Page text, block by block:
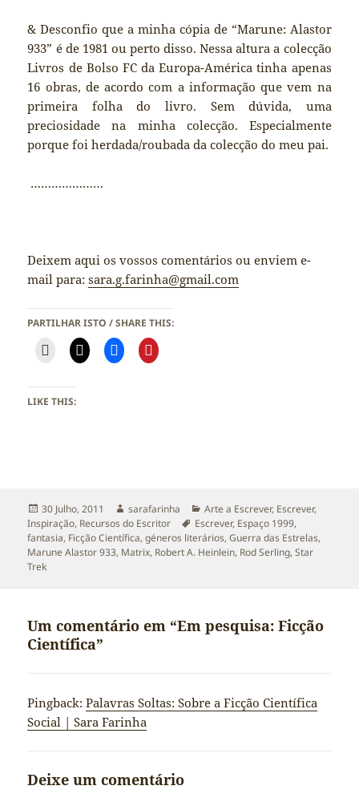
& Desconfio que a minha cópia de “Marune: Alastor
933” é de 1981 ou perto disso. Nessa altura a colecção
Livros de Bolso FC da Europa-América tinha apenas
16 obras, de acordo com a informação que vem na
primeira folha do livro. Sem dúvida, uma
preciosidade na minha colecção. Especialmente
porque foi herdada/roubada da colecção do meu pai.
…………………
Deixem aqui os vossos comentários ou enviem e-
mail para:sara.g.farinha@gmail.com
PARTILHAR ISTO / SHARE THIS:
LIKE THIS:
Publicado
a
30 Julho, 2011 Autor
sarafarinha Categorias
Arte a Escrever, Escrever,
Inspiração, Recursos do Escritor Etiquetas
Escrever, Espaço 1999,
fantasia, Ficção Científica,géneros literários,Guerra das Estrelas,
Marune Alastor 933, Matrix, Robert A. Heinlein, Rod Serling,Star
Trek
Um comentário em “Em pesquisa: Ficção
Científica”
Pingback:Palavras Soltas: Sobre a Ficção Científica
Social | Sara Farinha
Deixe um comentário